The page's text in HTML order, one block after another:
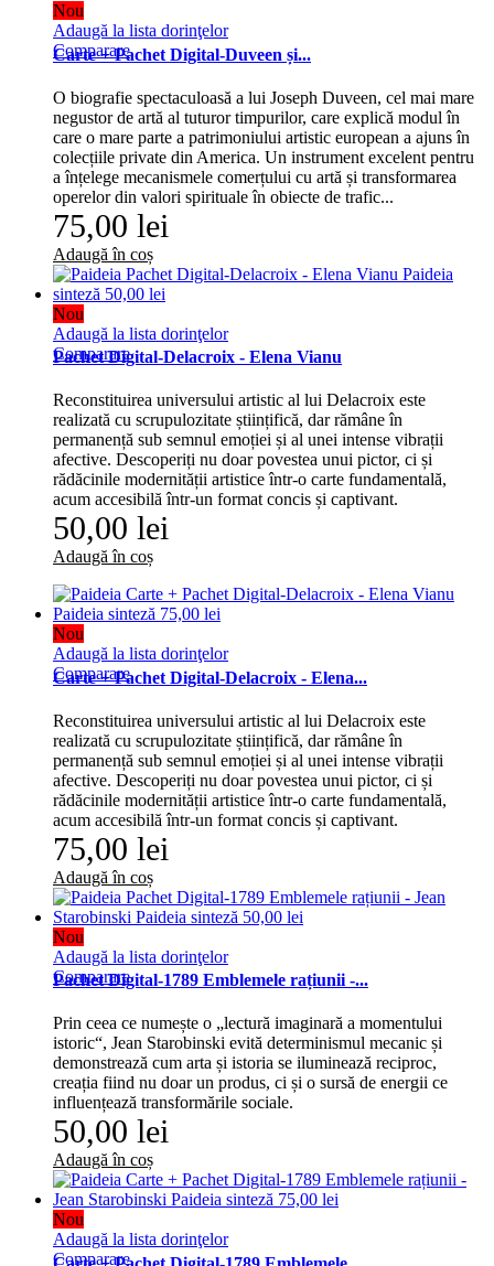
Nou
Adaugă la lista dorinţelor
Comparare
Carte + Pachet Digital-Duveen și...
O biografie spectaculoasă a lui Joseph Duveen, cel mai mare
negustor de artă al tuturor timpurilor, care explică modul în
care o mare parte a patrimoniului artistic european a ajuns în
colecțiile private din America. Un instrument excelent pentru
a înțelege mecanismele comerțului cu artă și transformarea
operelor din valori spirituale în obiecte de trafic...
75,00 lei
Adaugă în coș
Nou
Adaugă la lista dorinţelor
Comparare
Pachet Digital-Delacroix - Elena Vianu
Reconstituirea universului artistic al lui Delacroix este
realizată cu scrupulozitate științifică, dar rămâne în
permanență sub semnul emoției și al unei intense vibrații
afective. Descoperiți nu doar povestea unui pictor, ci și
rădăcinile modernității artistice într-o carte fundamentală,
acum accesibilă într-un format concis și captivant.
50,00 lei
Adaugă în coș
Nou
Adaugă la lista dorinţelor
Comparare
Carte + Pachet Digital-Delacroix - Elena...
Reconstituirea universului artistic al lui Delacroix este
realizată cu scrupulozitate științifică, dar rămâne în
permanență sub semnul emoției și al unei intense vibrații
afective. Descoperiți nu doar povestea unui pictor, ci și
rădăcinile modernității artistice într-o carte fundamentală,
acum accesibilă într-un format concis și captivant.
75,00 lei
Adaugă în coș
Nou
Adaugă la lista dorinţelor
Comparare
Pachet Digital-1789 Emblemele rațiunii -...
Prin ceea ce numește o „lectură imaginară a momentului
istoric“, Jean Starobinski evită determinismul mecanic și
demonstrează cum arta și istoria se iluminează reciproc,
creația fiind nu doar un produs, ci și o sursă de energii ce
influențează transformările sociale.
50,00 lei
Adaugă în coș
Nou
Adaugă la lista dorinţelor
Comparare